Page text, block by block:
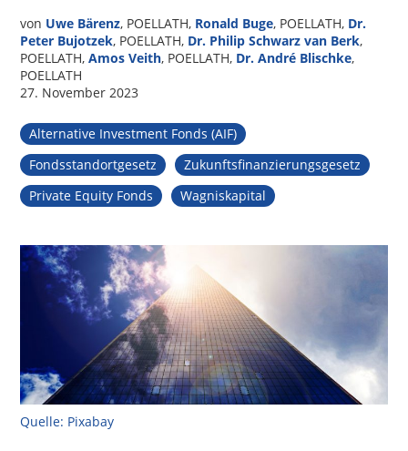
von Uwe Bärenz, POELLATH, Ronald Buge, POELLATH, Dr.
Peter Bujotzek, POELLATH, Dr. Philip Schwarz van Berk,
POELLATH,Amos Veith, POELLATH, Dr. André Blischke,
POELLATH
27. November 2023
Alternative Investment Fonds (AIF)
Fondsstandortgesetz
Zukunftsfinanzierungsgesetz
Private Equity Fonds
Wagniskapital
Quelle: Pixabay